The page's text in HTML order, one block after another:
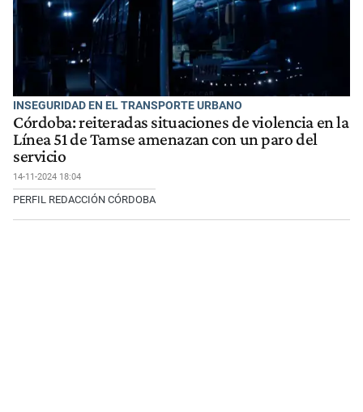
INSEGURIDAD EN EL TRANSPORTE URBANO
Córdoba: reiteradas situaciones de violencia en la
Línea 51 de Tamse amenazan con un paro del
servicio
14-11-2024 18:04
PERFIL REDACCIÓN CÓRDOBA